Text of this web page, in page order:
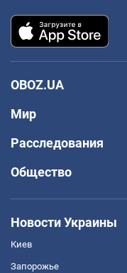
OBOZ.UA
Мир
Расследования
Общество
Новости Украины
Киев
Запорожье